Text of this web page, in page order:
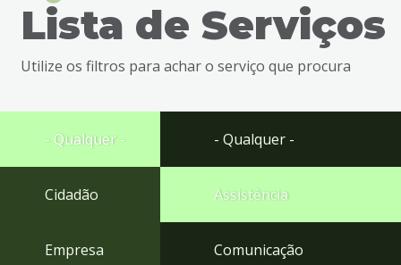
busca
Ir
rodapé
Lista de Serviços
Utilize os filtros para achar o serviço que procura
- Qualquer -
Cidadão
Empresa
- Qualquer -
Assistência
Comunicação